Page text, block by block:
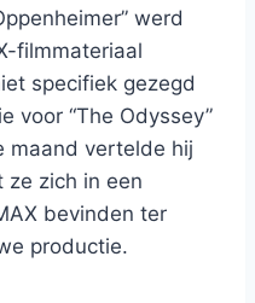
werd
filmmateriaal
specifiek gezegd
voor “The Odyssey”
maand vertelde hij
ze zich in een
bevinden ter
productie.